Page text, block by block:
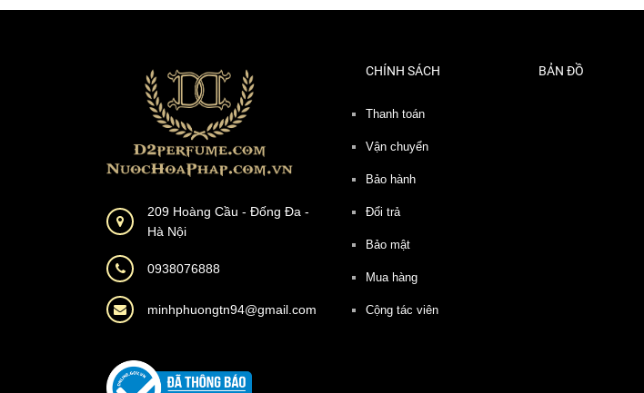
209 Hoàng Cầu - Đống Đa -
Hà Nội
0938076888
minhphuongtn94@gmail.com
CHÍNH SÁCH
Thanh toán
Vận chuyển
Bảo hành
Đổi trả
Bảo mật
Mua hàng
Cộng tác viên
BẢN ĐỒ